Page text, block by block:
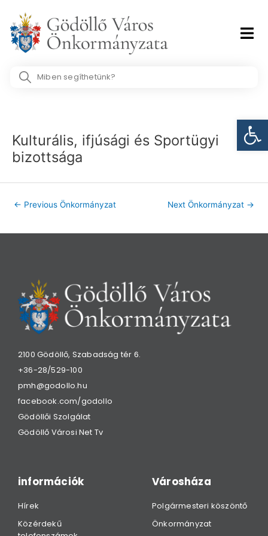
content
Search
Kulturális, ifjúsági és Sportügyi
bizottsága
← Previous Önkormányzat Next Önkormányzat →
2100 Gödöllő, Szabadság tér 6.
+36-28/529-100
pmh@godollo.hu
facebook.com/godollo
Gödöllői Szolgálat
Gödöllő Városi Net Tv
információk
Hírek
Közérdekű
Városháza
Polgármesteri köszöntő
Önkormányzat